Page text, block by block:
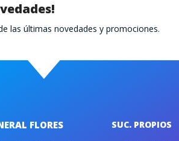
las últimas novedades y promociones.
FLORES SUC. PROPIOS